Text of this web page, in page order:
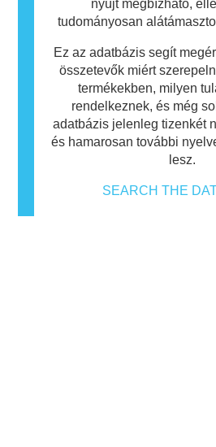
nyújt megbízható,
tudományosan
Ez az adatbázis segít
összetevők miért
termékekben, milyen
rendelkeznek, és még
adatbázis jelenleg tizenkét
és hamarosan további
lesz.
SEARCH THE